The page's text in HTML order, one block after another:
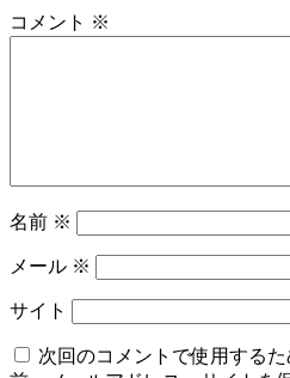
コメント ※
名前 ※
メール ※
サイト
次回のコメントで使用する